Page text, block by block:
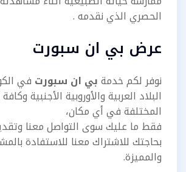
الحصري الذي نقدمه .
عرض بي ان سبورت
نوفر لكم خدمةبي ان سبورت في
البلاد العربية والأوروبية الأجنبية
المختلفة في أي مكان،
فقط ما عليك سوى التواصل معنا
بحاجتك للاشتراك معنا للاستفادة
والمميزة.